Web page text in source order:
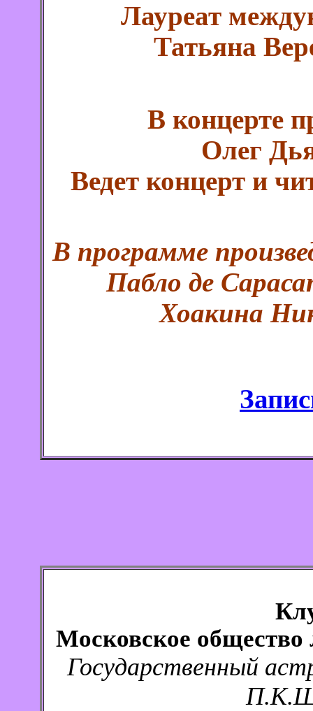
Лауреат
Татьяна
В концерте
Олег
Ведет концерт и
В программе
Пабло де
Хоакина
Московское
Государственный